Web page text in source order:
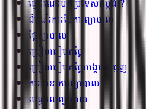
ដំណើរការនៃការព្យាបាល
ថ្លៃព្យាបាល
ប្រៀបធៀបតម្លៃ
ប្រៀបធៀបតម្លៃបង្គោលធ្មេញ
ការធានាការព្យាបាល
លទ្ធផលព្យាបាល